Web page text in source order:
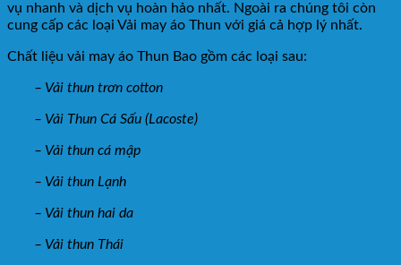
vụ nhanh và dịch vụ hoàn hảo nhất. Ngoài ra chúng tôi còn
cung cấp các loại Vải may áo Thun với giá cả hợp lý nhất.
Chất liệu vải may áo Thun Bao gồm các loại sau:
– Vải thun trơn cotton
– Vải Thun Cá Sấu (Lacoste)
– Vải thun cá mập
– Vải thun Lạnh
– Vải thun hai da
– Vải thun Thái